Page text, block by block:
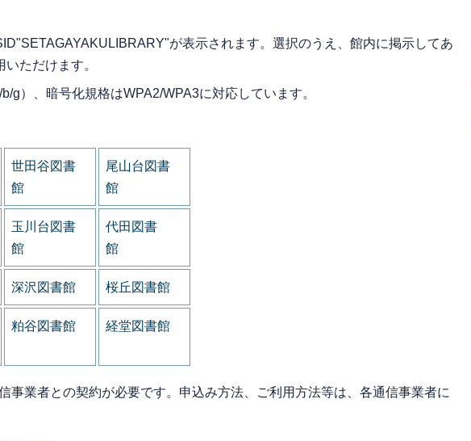
が表示されます。選択のうえ、館内に掲示してあ
ただけます。
g）、暗号化規格はWPA2/WPA3に対応しています。
世田谷図書
館
尾山台図書
館
玉川台図書
館
代田図書
館
深沢図書館 桜丘図書館
粕谷図書館 経堂図書館
事業者との契約が必要です。申込み方法、ご利用方法等は、各通信事業者に